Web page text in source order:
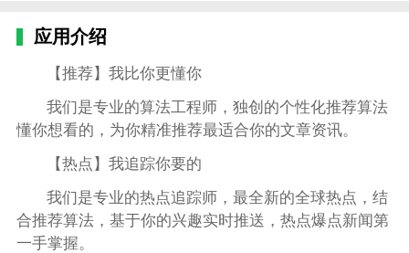
应用介绍
【推荐】我比你更懂你
我们是专业的算法工程师，独创的个性化推荐算法
懂你想看的，为你精准推荐最适合你的文章资讯。
【热点】我追踪你要的
我们是专业的热点追踪师，最全新的全球热点，结
合推荐算法，基于你的兴趣实时推送，热点爆点新闻第
一手掌握。